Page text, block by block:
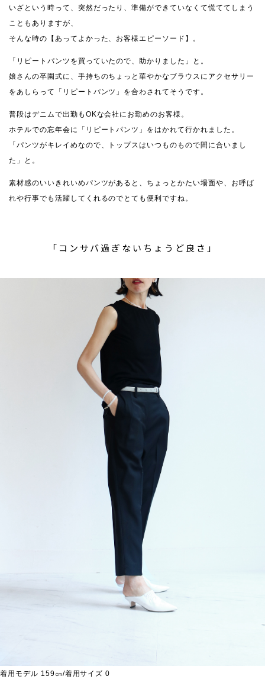
いざという時って、突然だったり、準備ができていなくて慌ててしまう
こともありますが、
そんな時の【あってよかった、お客様エピーソード】。
「リピートパンツを買っていたので、助かりました」と。
娘さんの卒園式に、手持ちのちょっと華やかなブラウスにアクセサリー
をあしらって「リピートパンツ」を合わされてそうです。
普段はデニムで出勤もOKな会社にお勤めのお客様。
ホテルでの忘年会に「リピートパンツ」をはかれて行かれました。
「パンツがキレイめなので、トップスはいつものもので間に合いまし
た」と。
素材感のいいきれいめパンツがあると、ちょっとかたい場面や、お呼ば
れや行事でも活躍してくれるのでとても便利ですね。
「コンサバ過ぎないちょうど良さ」
着用モデル 159㎝/着用サイズ 0